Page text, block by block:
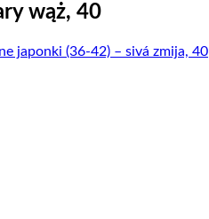
wąż, 40
japonki (36-42) – sivá zmija, 40